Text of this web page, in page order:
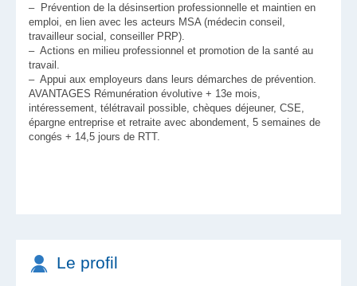
– Prévention de la désinsertion professionnelle et maintien en
emploi, en lien avec les acteurs MSA (médecin conseil,
travailleur social, conseiller PRP).
– Actions en milieu professionnel et promotion de la santé au
travail.
– Appui aux employeurs dans leurs démarches de prévention.
AVANTAGES Rémunération évolutive + 13e mois,
intéressement, télétravail possible, chèques déjeuner, CSE,
épargne entreprise et retraite avec abondement, 5 semaines de
congés + 14,5 jours de RTT.
Le profil